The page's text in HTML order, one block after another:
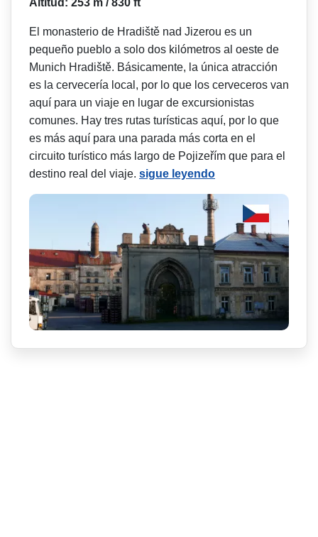
El monasterio de Hradiště nad Jizerou es un
pequeño pueblo a solo dos kilómetros al oeste de
Munich Hradiště. Básicamente, la única atracción
es la cervecería local, por lo que los cerveceros van
aquí para un viaje en lugar de excursionistas
comunes. Hay tres rutas turísticas aquí, por lo que
es más aquí para una parada más corta en el
circuito turístico más largo de Pojizeřím que para el
destino real del viaje. sigue leyendo